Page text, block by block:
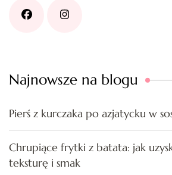
Najnowsze na blogu
Pierś z kurczaka po azjatycku w
Chrupiące frytki z batata: jak
teksturę i smak